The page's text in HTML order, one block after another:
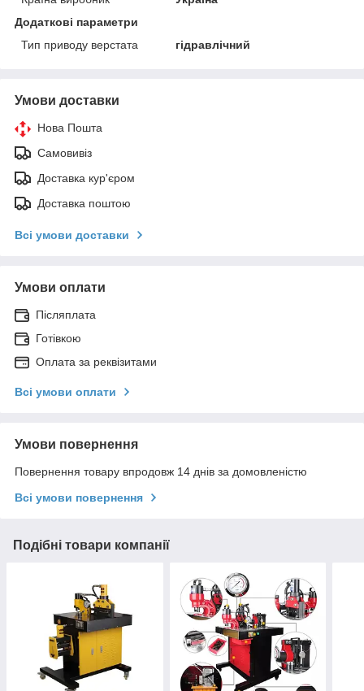
Додаткові параметри
Тип приводу верстата
гідравлічний
Умови доставки
Нова Пошта
Самовивіз
Доставка кур'єром
Доставка поштою
Всі умови доставки
Умови оплати
Післяплата
Готівкою
Оплата за реквізитами
Всі умови оплати
Умови повернення
Повернення товару впродовж 14 днів за домовленістю
Всі умови повернення
Подібні товари компанії